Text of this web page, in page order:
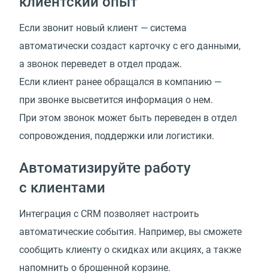
Если звонит новый клиент — система
автоматически создаст карточку с его данными,
а звонок переведет в отдел продаж.
Если клиент ранее обращался в компанию —
при звонке высветится информация о нем.
При этом звонок может быть переведен в отдел
сопровождения, поддержки или логистики.
Автоматизируйте работу
с клиентами
Интеграция с CRM позволяет настроить
автоматические события. Например, вы сможете
сообщить клиенту о скидках или акциях, а также
напомнить о брошенной корзине.